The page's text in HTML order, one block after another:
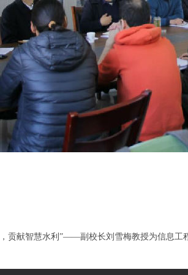
贡献智慧水利”——副校长刘雪梅教授为信息工